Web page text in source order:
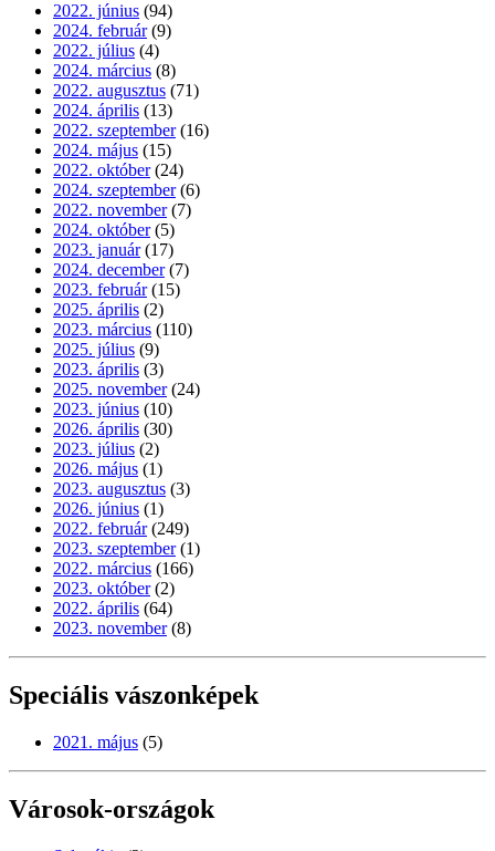
2022. június (94)
2024. február (9)
2022. július (4)
2024. március (8)
2022. augusztus (71)
2024. április (13)
2022. szeptember (16)
2024. május (15)
2022. október (24)
2024. szeptember (6)
2022. november (7)
2024. október (5)
2023. január (17)
2024. december (7)
2023. február (15)
2025. április (2)
2023. március (110)
2025. július (9)
2023. április (3)
2025. november (24)
2023. június (10)
2026. április (30)
2023. július (2)
2026. május (1)
2023. augusztus (3)
2026. június (1)
2022. február (249)
2023. szeptember (1)
2022. március (166)
2023. október (2)
2022. április (64)
2023. november (8)
Speciális vászonképek
2021. május (5)
Városok-országok